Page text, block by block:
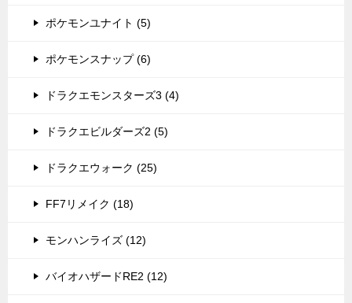
ポケモンユナイト (5)
ポケモンスナップ (6)
ドラクエモンスターズ3 (4)
ドラクエビルダーズ2 (5)
ドラクエウォーク (25)
FF7リメイク (18)
モンハンライズ (12)
バイオハザードRE2 (12)